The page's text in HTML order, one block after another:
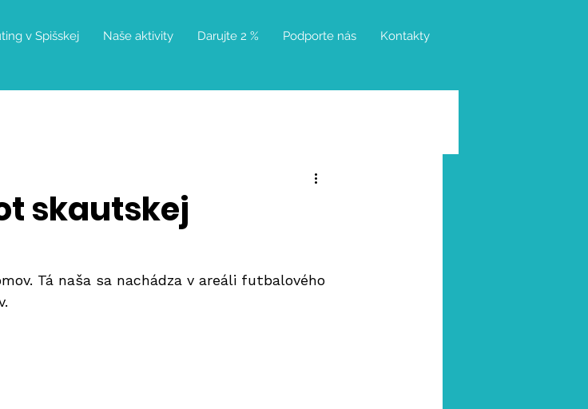
v Spišskej Naše aktivity Darujte 2 % Podporte nás Kontakty
skautskej
Tá naša sa nachádza v areáli futbalového